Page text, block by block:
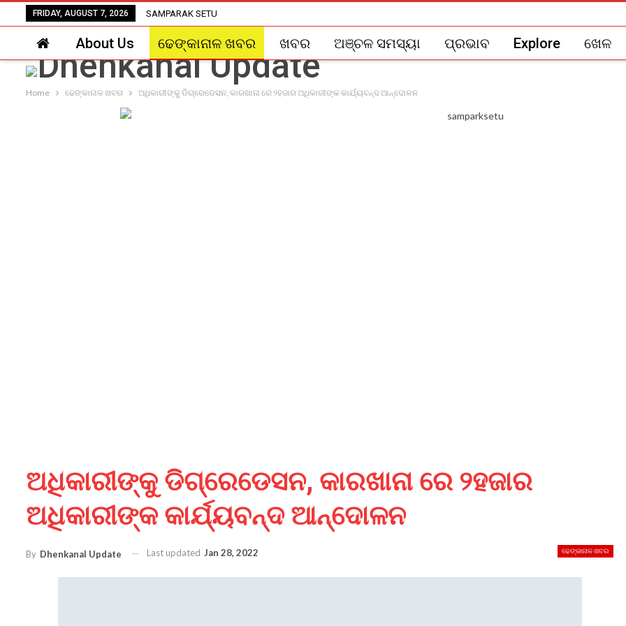
FRIDAY, AUGUST 7, 2026 SAMPARAK SETU
About Us ଢେଙ୍କାନାଳ ଖବର ଖବର ଅଞ୍ଚଳ ସମସ୍ୟା ପ୍ରଭାବ Explore ଖେଳ
Home ଢେଙ୍କାନାଳ ଖବର ଅଧିକାରୀଙ୍କୁ ଡିଗ୍ରେଡେସନ, କାରଖାନା ରେ ୨ହଜାର ଅଧିକାରୀଙ୍କ କାର୍ଯ୍ୟବନ୍ଦ ଆନ୍ଦୋଳନ
ଅଧିକାରୀଙ୍କୁ ଡିଗ୍ରେଡେସନ, କାରଖାନା ରେ ୨ହଜାର
ଅଧିକାରୀଙ୍କ କାର୍ଯ୍ୟବନ୍ଦ ଆନ୍ଦୋଳନ
ଢେଙ୍କାନାଳ ଖବର
By Dhenkanal Update Last updated Jan 28, 2022